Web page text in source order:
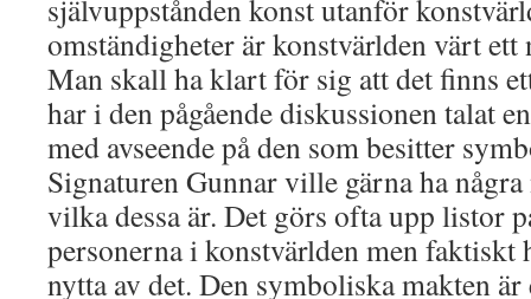
självuppstånden konst utanför
omständigheter är konstvärlden värt
Man skall ha klart för sig att det finns
har i den pågående diskussionen talat
med avseende på den som besitter
Signaturen Gunnar ville gärna ha
vilka dessa är. Det görs ofta upp listor
personerna i konstvärlden men faktiskt
nytta av det. Den symboliska makten